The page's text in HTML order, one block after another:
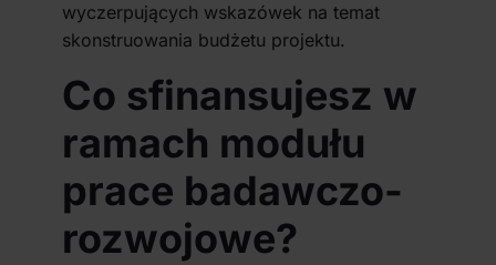
wyczerpujących wskazówek na temat
skonstruowania budżetu projektu.
Co sfinansujesz w
ramach modułu
prace badawczo-
rozwojowe?